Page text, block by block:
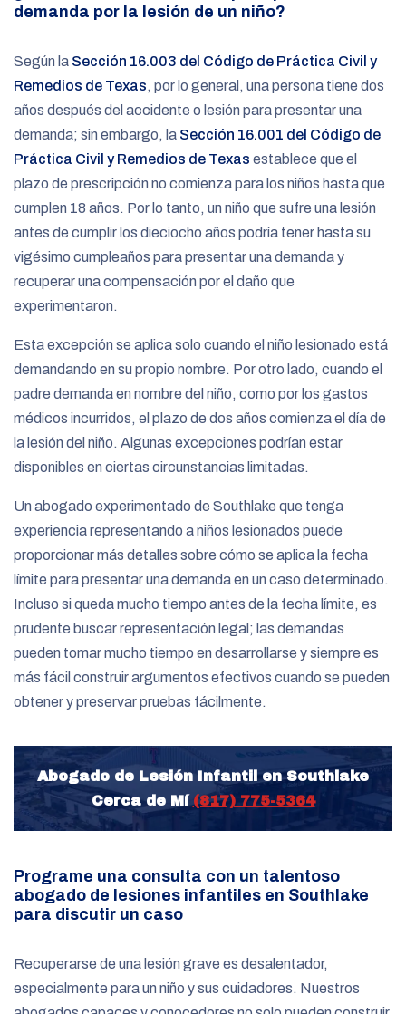
demanda por la lesión de un niño?
Según la Sección 16.003 del Código de Práctica Civil y
Remedios de Texas, por lo general, una persona tiene dos
años después del accidente o lesión para presentar una
demanda; sin embargo, la Sección 16.001 del Código de
Práctica Civil y Remedios de Texas establece que el
plazo de prescripción no comienza para los niños hasta que
cumplen 18 años. Por lo tanto, un niño que sufre una lesión
antes de cumplir los dieciocho años podría tener hasta su
vigésimo cumpleaños para presentar una demanda y
recuperar una compensación por el daño que
experimentaron.
Esta excepción se aplica solo cuando el niño lesionado está
demandando en su propio nombre. Por otro lado, cuando el
padre demanda en nombre del niño, como por los gastos
médicos incurridos, el plazo de dos años comienza el día de
la lesión del niño. Algunas excepciones podrían estar
disponibles en ciertas circunstancias limitadas.
Un abogado experimentado de Southlake que tenga
experiencia representando a niños lesionados puede
proporcionar más detalles sobre cómo se aplica la fecha
límite para presentar una demanda en un caso determinado.
Incluso si queda mucho tiempo antes de la fecha límite, es
prudente buscar representación legal; las demandas
pueden tomar mucho tiempo en desarrollarse y siempre es
más fácil construir argumentos efectivos cuando se pueden
obtener y preservar pruebas fácilmente.
Abogado de Lesión Infantil en Southlake
Cerca de Mí (817) 775-5364
Programe una consulta con un talentoso
abogado de lesiones infantiles en Southlake
para discutir un caso
Recuperarse de una lesión grave es desalentador,
especialmente para un niño y sus cuidadores. Nuestros